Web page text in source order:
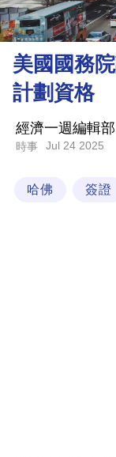
市
理
財
業
科
美國國務
計劃資格
經濟一週編輯部
時事 Jul 24 2025
哈佛 簽證